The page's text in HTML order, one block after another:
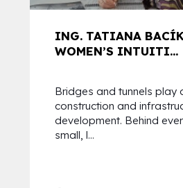
ING. TATIANA
WOMEN’S INTUITI...
Bridges and tunnels play
construction and
development. Behind
small, l...